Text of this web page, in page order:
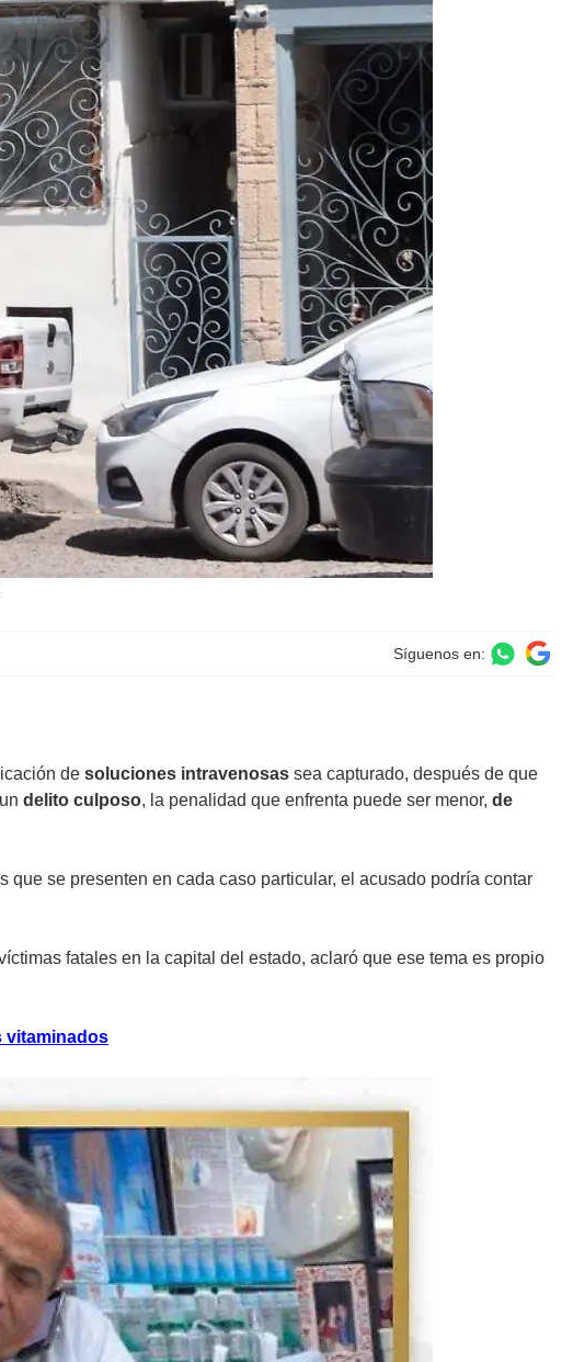
Síguenos en:
de soluciones intravenosas sea capturado, después de que
delito culposo, la penalidad que enfrenta puede ser menor, de
se presenten en cada caso particular, el acusado podría contar
fatales en la capital del estado, aclaró que ese tema es propio
vitaminados